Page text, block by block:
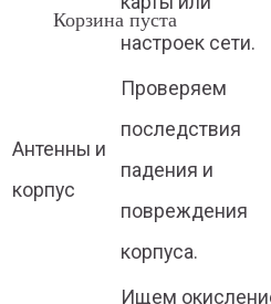
Корзина пуста
настроек сети.
Антенны и
корпус
Проверяем
последствия
падения и
повреждения
корпуса.
Ищем